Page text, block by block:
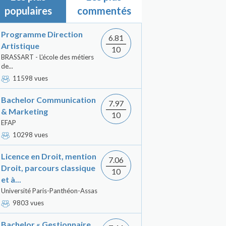
populaires
commentés
Programme Direction
Artistique
BRASSART - L'école des métiers
de...
11598 vues
6.81
10
Bachelor Communication
& Marketing
EFAP
10298 vues
7.97
10
Licence en Droit, mention
Droit, parcours classique
et à...
Université Paris-Panthéon-Assas
9803 vues
7.06
10